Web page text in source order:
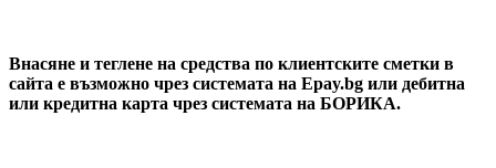
Внасяне и теглене на средства по клиентските сметки в
сайта е възможно чрез системата на Epay.bg или дебитна
или кредитна карта чрез системата на БОРИКА.